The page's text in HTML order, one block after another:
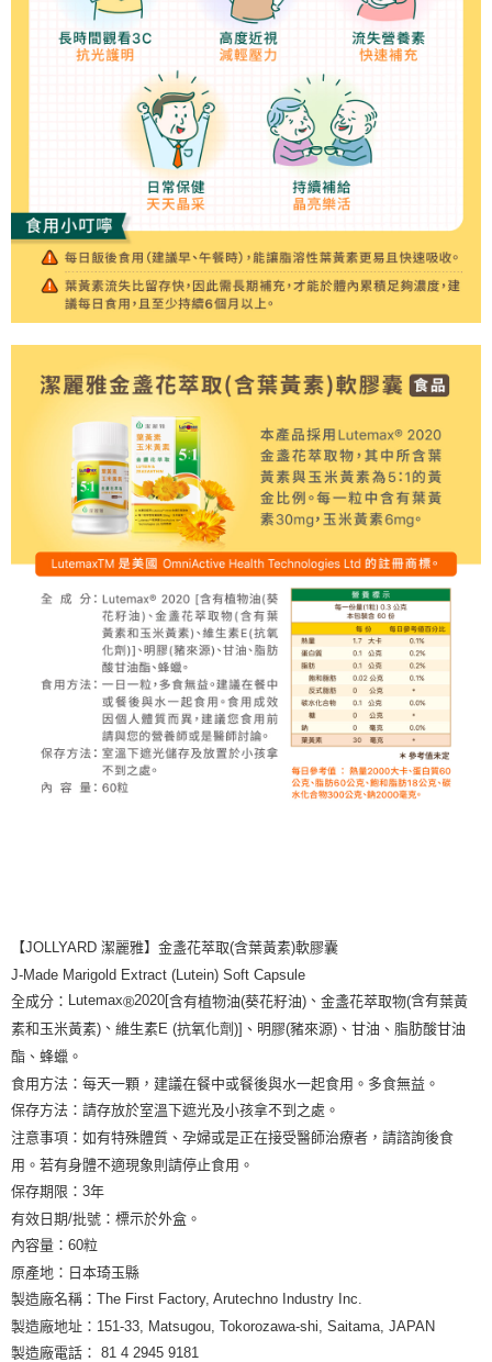
【JOLLYARD 潔麗雅】 金盞花萃取(含葉黃素)軟膠囊
J-Made Marigold Extract (Lutein) Soft Capsule
全成分： Lutemax®2020[含有植物油(葵花籽油) 、 金盞花萃取物(含有葉黃
素和玉米黃素) 、 維生素E (抗氧化劑 )] 、明膠(豬來源) 、 甘油 、 脂肪酸甘油
酯 、 蜂蠟 。
食用方法：每天一顆，建議在餐中或餐後與水一起食用。多食無益。
保存方法：請存放於室溫下遮光及小孩拿不到之處。
注意事項：如有特殊體質、孕婦或是正在接受醫師治療者，請諮詢後食
用。若有身體不適現象則請停止食用。
保存期限： 3年
有效日期/批號：標示於外盒。
內容量： 60粒
原產地：日本琦玉縣
製造廠名稱： The First Factory, Arutechno Industry Inc.
製造廠地址： 151-33, Matsugou, Tokorozawa-shi, Saitama, JAPAN
製造廠電話： 81 4 2945 9181